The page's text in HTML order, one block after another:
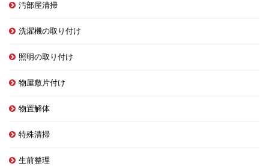
汚部屋清掃
洗濯機の取り付け
照明の取り付け
物屋敷片付け
物置解体
特殊清掃
生前整理